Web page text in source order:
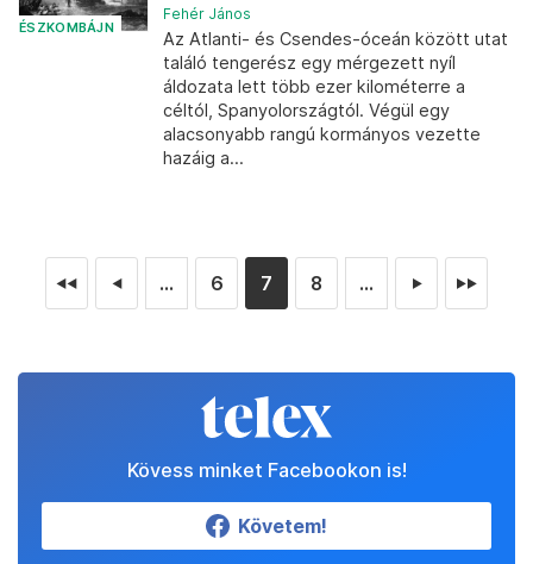
ÉSZKOMBÁJN
Fehér János
Az Atlanti- és Csendes-óceán között utat
találó tengerész egy mérgezett nyíl
áldozata lett több ezer kilométerre a
céltól, Spanyolországtól. Végül egy
alacsonyabb rangú kormányos vezette
hazáig a...
◄◄ ◄ ... 6 7 8 ... ► ►►
Kövess minket Facebookon is!
Követem!